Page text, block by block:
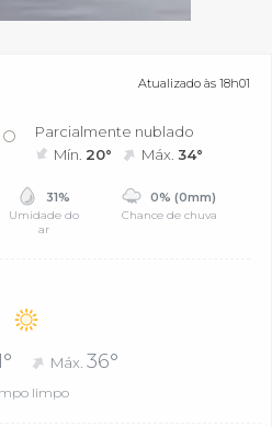
Atualizado às 18h01
Parcialmente nublado
Mín. 20° Máx.34°
31%
Umidade do
ar
0% (0mm)
Chance de chuva
Máx. 36°
limpo